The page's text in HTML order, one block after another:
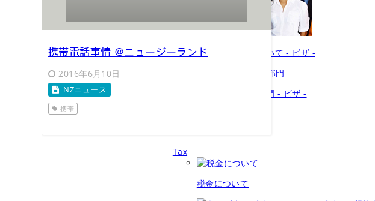
技能移民部門について - ビザ -
投資家・起業家部門 - ビザ -
Tax
税金について
携帯電話事情 @ニュージーランド
2016年6月10日
NZニュース
携帯